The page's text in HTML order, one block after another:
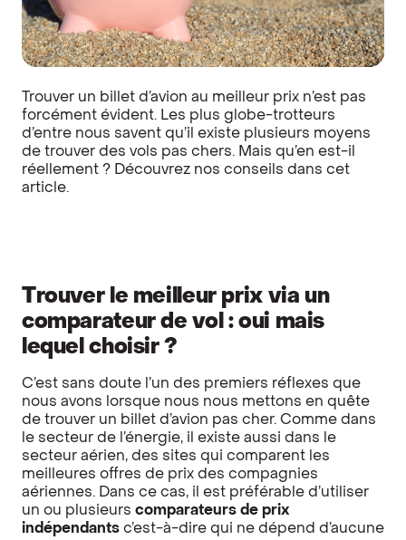
Trouver un billet d’avion au meilleur prix n’est pas
forcément évident. Les plus globe-trotteurs
d’entre nous savent qu’il existe plusieurs moyens
de trouver des vols pas chers. Mais qu’en est-il
réellement ? Découvrez nos conseils dans cet
article.
Trouver le meilleur prix via un
comparateur de vol : oui mais
lequel choisir ?
C’est sans doute l’un des premiers réflexes que
nous avons lorsque nous nous mettons en quête
de trouver un billet d’avion pas cher. Comme dans
le secteur de l’énergie, il existe aussi dans le
secteur aérien, des sites qui comparent les
meilleures offres de prix des compagnies
aériennes. Dans ce cas, il est préférable d’utiliser
un ou plusieurs comparateurs de prix
indépendants c’est-à-dire qui ne dépend d’aucune